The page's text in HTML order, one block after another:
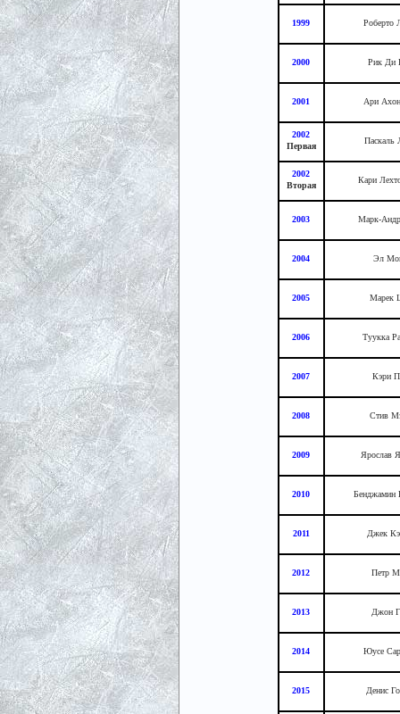
1999 Роберто
2000 Рик Ди
2001 Ари
2002
Первая
Паскаль
2002
Вторая
Кари
2003 Марк-
2004 Эл
2005 Марек
2006 Туукка
2007 Кэри
2008 Стив
2009 Ярослав
2010 Бенджамин
2011 Джек
2012 Петр
2013 Джон
2014 Юусе
2015 Денис